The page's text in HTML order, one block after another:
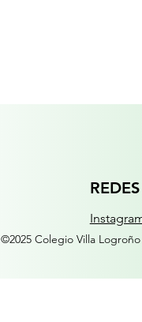
©2025 Colegio Villa Logroño